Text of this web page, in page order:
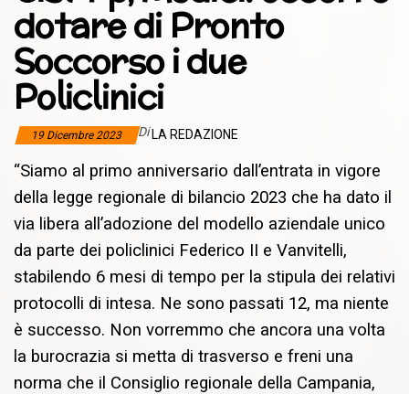
dotare di Pronto
Soccorso i due
Policlinici
19 Dicembre 2023 Di LA REDAZIONE
“Siamo al primo anniversario dall ’entrata in vigore
della legge regionale di bilancio 2023 che ha dato il
via libera al ’adozione del modello aziendale unico
da parte dei policlinici Federico II e Vanvitelli,
stabilendo 6 mesi di tempo per la stipula dei relativi
protocolli di intesa. Ne sono passati 12, ma niente
è successo. Non vorremmo che ancora una volta
la burocrazia si metta di trasverso e freni una
norma che il Consiglio regionale della Campania,